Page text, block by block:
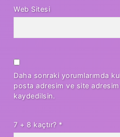
Web Sitesi
Daha sonraki yorumlarımda
posta adresim ve site adresim
kaydedilsin.
7 + 8 kaçtır? *